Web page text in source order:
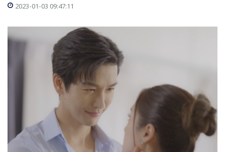
2023-01-03 09:47:11